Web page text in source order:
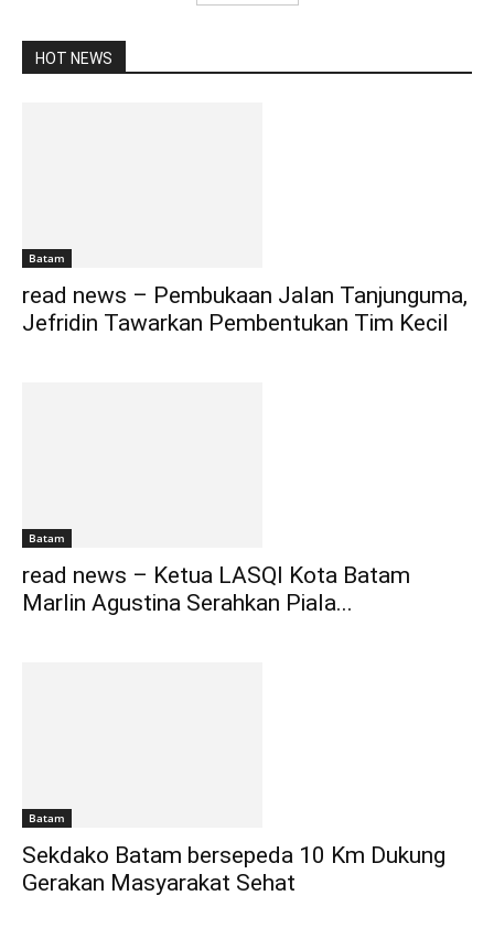
HOT NEWS
Batam
read news – Pembukaan Jalan Tanjunguma,
Jefridin Tawarkan Pembentukan Tim Kecil
Batam
read news – Ketua LASQI Kota Batam
Marlin Agustina Serahkan Piala...
Batam
Sekdako Batam bersepeda 10 Km Dukung
Gerakan Masyarakat Sehat